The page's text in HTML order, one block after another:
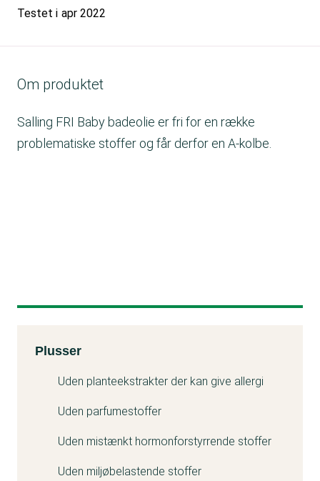
Testet i apr 2022
Om produktet
Salling FRI Baby badeolie er fri for en række
problematiske stoffer og får derfor en A-kolbe.
Kemitest
Plusser
Uden planteekstrakter der kan give allergi
Uden parfumestoffer
Uden mistænkt hormonforstyrrende stoffer
Uden miljøbelastende stoffer